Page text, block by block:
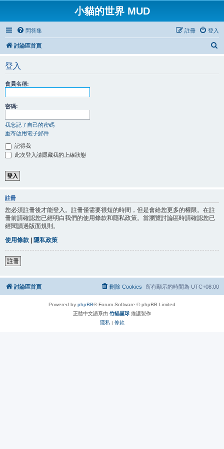
小貓的世界 MUD
問答集 登入
註冊
討論區首頁
登入
會員名稱:
密碼:
我忘記了自己的密碼
重寄啟用電子郵件
記得我
此次登入請隱藏我的上線狀態
註冊
您必須註冊後才能登入。註冊僅需要很短的時間，但是會給您更多的權限。在註
冊前請確認您已經明白我們的使用條款和隱私政策。當瀏覽討論區時請確認您已
經閱讀過版面規則。
使用條款 | 隱私政策
註冊
討論區首頁 所有顯示的時間為 UTC+08:00
刪除 Cookies
Powered by phpBB® Forum Software © phpBB Limited
正體中文語系由 竹貓星球 維護製作
隱私 | 條款